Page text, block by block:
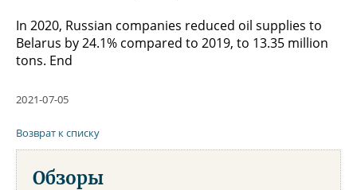
In 2020, Russian companies reduced oil supplies to
Belarus by 24.1% compared to 2019, to 13.35 million
tons. End
2021-07-05
Возврат к списку
Обзоры